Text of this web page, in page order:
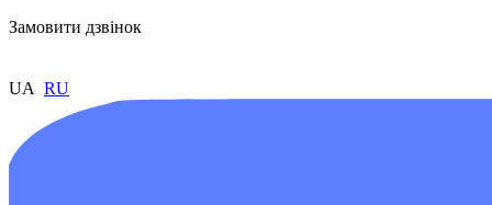
Замовити дзвінок
UA RU